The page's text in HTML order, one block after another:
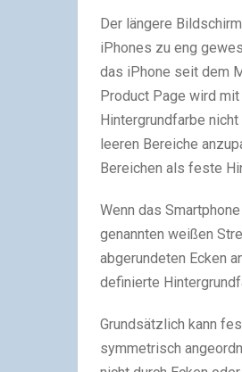
Der längere
iPhones zu eng
das iPhone seit dem
Product Page wird
Hintergrundfarbe
leeren Bereiche
Bereichen als feste
Wenn das
genannten weißen
abgerundeten Ecken
definierte
Grundsätzlich kann
symmetrisch